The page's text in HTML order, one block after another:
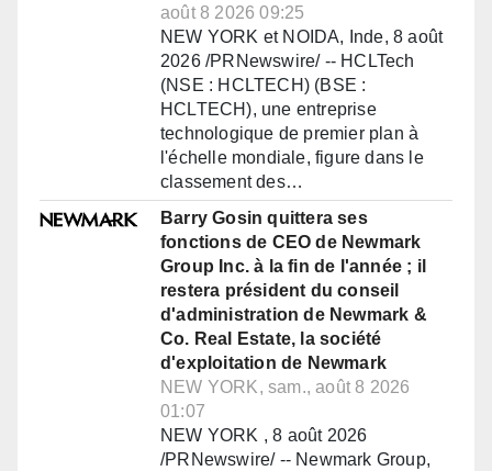
août 8 2026 09:25
NEW YORK et NOIDA, Inde, 8 août
2026 /PRNewswire/ -- HCLTech
(NSE : HCLTECH) (BSE :
HCLTECH), une entreprise
technologique de premier plan à
l'échelle mondiale, figure dans le
classement des…
Barry Gosin quittera ses
fonctions de CEO de Newmark
Group Inc. à la fin de l'année ; il
restera président du conseil
d'administration de Newmark &
Co. Real Estate, la société
d'exploitation de Newmark
NEW YORK, sam., août 8 2026
01:07
NEW YORK , 8 août 2026
/PRNewswire/ -- Newmark Group,